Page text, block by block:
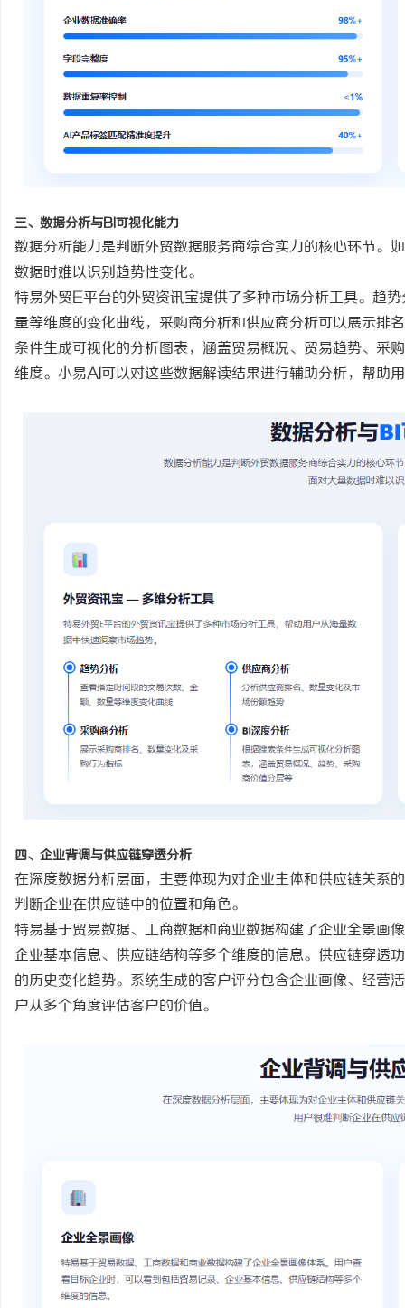
三、数据分析与BI可视化能力
数据分析能力是判断外贸数据服务商综合实力的核心环节。
数据时难以识别趋势性变化。
特易外贸E平台的外贸资讯宝提供了多种市场分析工具。趋
量等维度的变化曲线，采购商分析和供应商分析可以展示排
条件生成可视化的分析图表，涵盖贸易概况、贸易趋势、采
维度。小易AI可以对这些数据解读结果进行辅助分析，帮助
四、企业背调与供应链穿透分析
在深度数据分析层面，主要体现为对企业主体和供应链关系
判断企业在供应链中的位置和角色。
特易基于贸易数据、工商数据和商业数据构建了企业全景画
企业基本信息、供应链结构等多个维度的信息。供应链穿透
的历史变化趋势。系统生成的客户评分包含企业画像、经营
户从多个角度评估客户的价值。